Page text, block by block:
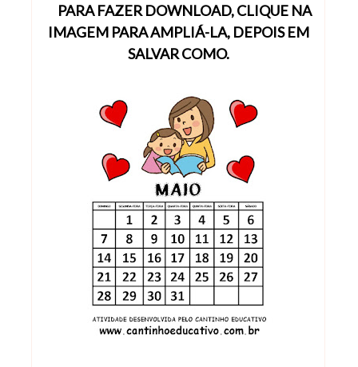
PARA FAZER DOWNLOAD, CLIQUE NA
IMAGEM PARA AMPLIÁ-LA, DEPOIS EM
SALVAR COMO.